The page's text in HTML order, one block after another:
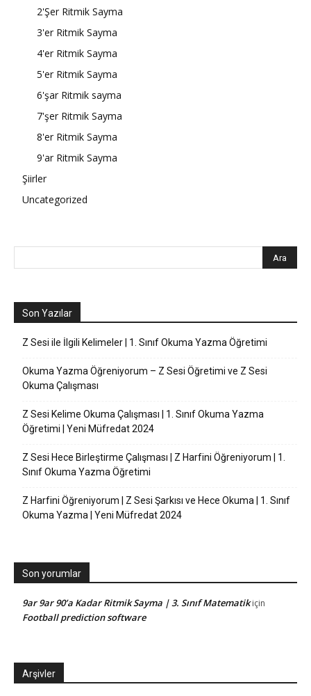
2'Şer Ritmik Sayma
3'er Ritmik Sayma
4'er Ritmik Sayma
5'er Ritmik Sayma
6'şar Ritmik sayma
7'şer Ritmik Sayma
8'er Ritmik Sayma
9'ar Ritmik Sayma
Şiirler
Uncategorized
Son Yazılar
Z Sesi ile İlgili Kelimeler | 1. Sınıf Okuma Yazma Öğretimi
Okuma Yazma Öğreniyorum – Z Sesi Öğretimi ve Z Sesi
Okuma Çalışması
Z Sesi Kelime Okuma Çalışması | 1. Sınıf Okuma Yazma
Öğretimi | Yeni Müfredat 2024
Z Sesi Hece Birleştirme Çalışması | Z Harfini Öğreniyorum | 1.
Sınıf Okuma Yazma Öğretimi
Z Harfini Öğreniyorum | Z Sesi Şarkısı ve Hece Okuma | 1. Sınıf
Okuma Yazma | Yeni Müfredat 2024
Son yorumlar
9ar 9ar 90’a Kadar Ritmik Sayma | 3. Sınıf Matematikiçin
Football prediction software
Arşivler